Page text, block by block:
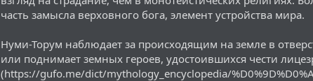
часть замысла верховного бога, элемент устройства мира.
Нуми-Торум наблюдает за происходящим на земле в
или поднимает земных героев, удостоившихся чести
(https://gufo.me/dict/mythology_encyclopedia/